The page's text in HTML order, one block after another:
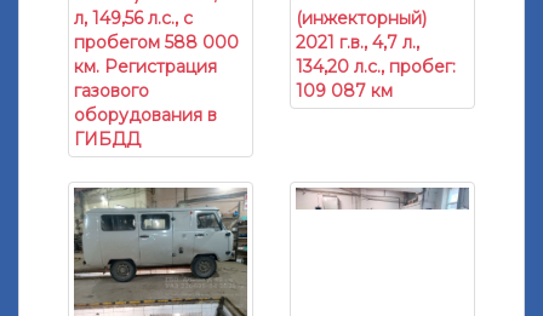
л, 149,56 л.с., с
пробегом 588 000
км. Регистрация
газового
оборудования в
ГИБДД
(инжекторный)
2021 г.в., 4,7 л.,
134,20 л.с., пробег:
109 087 км